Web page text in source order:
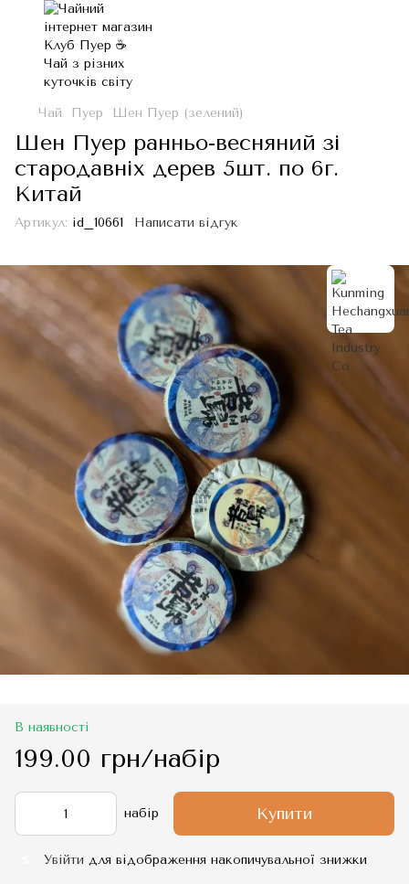
Чай Пуер Шен Пуер (зелений)
Шен Пуер ранньо-весняний зі
стародавніх дерев 5шт. по 6г.
Китай
Артикул: id_10661 Написати відгук
В наявності
199.00 грн/набір
набір Купити
Увійти для відображення накопичувальної знижки